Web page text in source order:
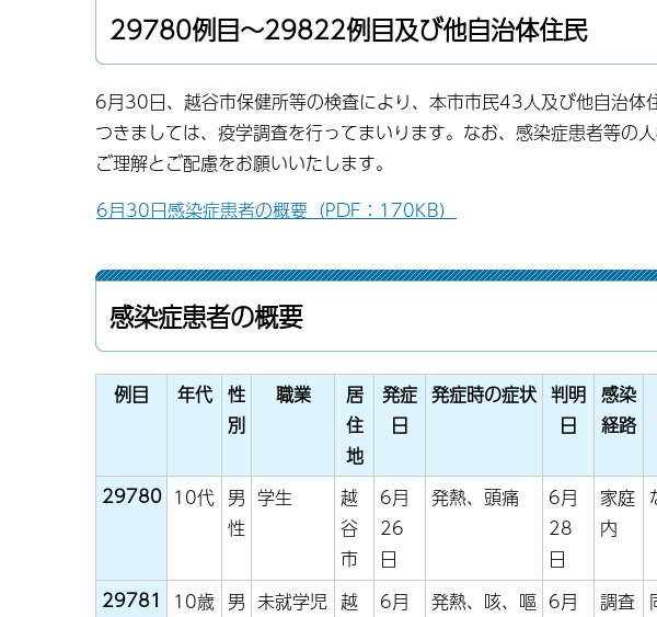
29780例目〜29822例目及び他自治体住民
6月30日、越谷市保健所等の検査により、本市市民43人及び他自治体
つきましては、疫学調査を行ってまいります。なお、感染症患者等の
ご理解とご配慮をお願いいたします。
6月30日感染症患者の概要（PDF：170KB）
感染症患者の概要
例目 年代 性
別
職業
居
住
地
発症
日
発症時の症状 判明
日
感染
経路
29780 10代 男
性
学生
越
谷
市
6月
26
日
発熱、頭痛
6月
28
日
家庭
内
29781
10歳 男 未就学児 越
6月
発熱、咳、嘔 6月
調査